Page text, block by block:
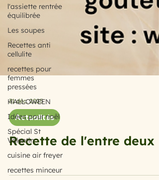
l'assiette rentrée
équilibrée
Les soupes
Recettes anti
cellulite
recettes pour
femmes
pressées
HALLOWEEN
Idées pour noël
Spécial St
Valentin
cuisine air freyer
recettes minceur
31 déc. 2025
Actualités
Recette de l'entre deux